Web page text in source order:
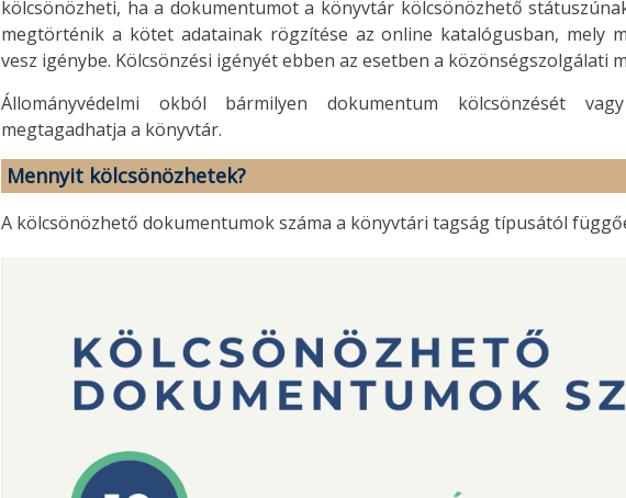
kölcsönözheti, ha a dokumentumot a könyvtár kölcsönözhető
megtörténik a kötet adatainak rögzítése az online katalógusban, mely
vesz igénybe. Kölcsönzési igényét ebben az esetben a közönségszolgálati
Állományvédelmi okból bármilyen dokumentum kölcsönzését
megtagadhatja a könyvtár.
Mennyit kölcsönözhetek?
A kölcsönözhető dokumentumok száma a könyvtári tagság típusától